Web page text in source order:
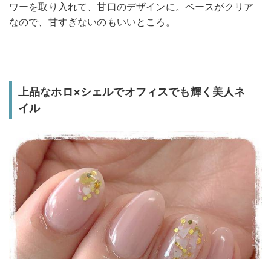
ワーを取り入れて、甘口のデザインに。ベースがクリア
なので、甘すぎないのもいいところ。
上品なホロ×シェルでオフィスでも輝く美人ネ
イル